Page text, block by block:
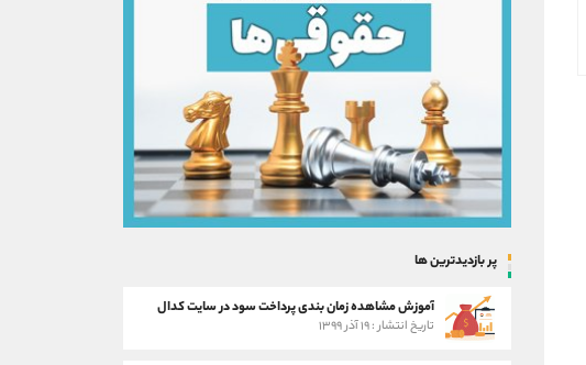
پر بازدیدترین ها
آموزش مشاهده زمان بندی پرداخت سود در سایت کدال
تاریخ انتشار : ۱۹ آذر ۱۳۹۹